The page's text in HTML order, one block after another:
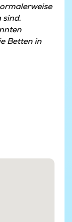
sind.
Betten in